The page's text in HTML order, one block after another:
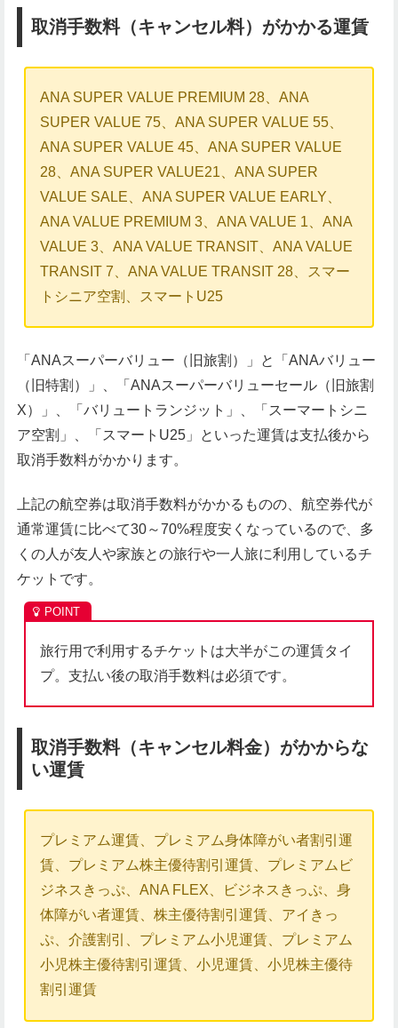
取消手数料（キャンセル料）がかかる運賃
ANA SUPER VALUE PREMIUM 28、ANA
SUPER VALUE 75、ANA SUPER VALUE 55、
ANA SUPER VALUE 45、ANA SUPER VALUE
28、ANA SUPER VALUE21、ANA SUPER
VALUE SALE、ANA SUPER VALUE EARLY、
ANA VALUE PREMIUM 3、ANA VALUE 1、ANA
VALUE 3、ANA VALUE TRANSIT、ANA VALUE
TRANSIT 7、ANA VALUE TRANSIT 28、スマー
トシニア空割、スマートU25
「ANAスーパーバリュー（旧旅割）」と「ANAバリュー
（旧特割）」、「ANAスーパーバリューセール（旧旅割
X）」、「バリュートランジット」、「スーマートシニ
ア空割」、「スマートU25」といった運賃は支払後から
取消手数料がかかります。
上記の航空券は取消手数料がかかるものの、航空券代が
通常運賃に比べて30～70%程度安くなっているので、多
くの人が友人や家族との旅行や一人旅に利用しているチ
ケットです。
旅行用で利用するチケットは大半がこの運賃タイ
プ。支払い後の取消手数料は必須です。
取消手数料（キャンセル料金）がかからな
い運賃
プレミアム運賃、プレミアム身体障がい者割引運
賃、プレミアム株主優待割引運賃、プレミアムビ
ジネスきっぷ、ANA FLEX、ビジネスきっぷ、身
体障がい者運賃、株主優待割引運賃、アイきっ
ぷ、介護割引、プレミアム小児運賃、プレミアム
小児株主優待割引運賃、小児運賃、小児株主優待
割引運賃